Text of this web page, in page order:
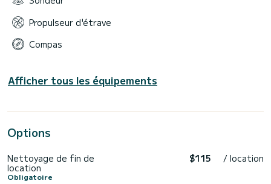
Propulseur d'étrave
Compas
Afficher tous les équipements
Options
Nettoyage de fin de
location
Obligatoire
$115 / location